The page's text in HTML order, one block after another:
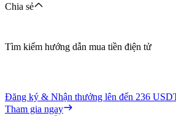
Chia sẻ
Tìm kiếm hướng dẫn mua tiền điện tử
Đăng ký & Nhận thưởng lên đến 236
Tham gia ngay